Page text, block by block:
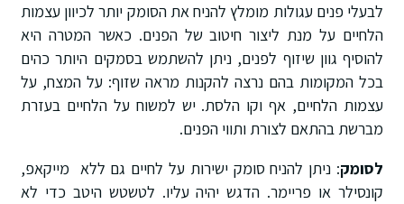
לבעלי פנים עגולות מומלץ להניח את הסומק יותר לכיוון עצמות
הלחיים על מנת ליצור חיטוב של הפנים. כאשר המטרה היא
להוסיף גוון שיזוף לפנים, ניתן להשתמש בסמקים היותר כהים
בכל המקומות בהם נרצה להקנות מראה שזוף: על המצח, על
עצמות הלחיים, אף וקו הלסת. יש למשוח על הלחיים בעזרת
מברשת בהתאם לצורת ותווי הפנים.
לסומק: ניתן להניח סומק ישירות על לחיים גם ללא מייקאפ,
קונסילר או פריימר. הדגש יהיה עליו. לטשטש היטב כדי לא